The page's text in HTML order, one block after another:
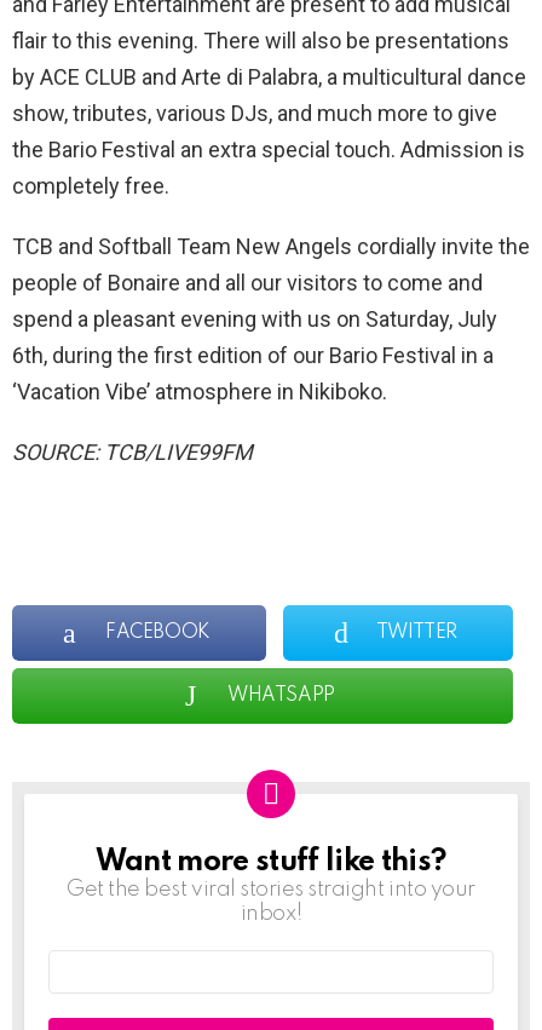
flair to this evening. There will also be presentations
by ACE CLUB and Arte di Palabra, a multicultural dance
show, tributes, various DJs, and much more to give
the Bario Festival an extra special touch. Admission is
completely free.
TCB and Softball Team New Angels cordially invite the
people of Bonaire and all our visitors to come and
spend a pleasant evening with us on Saturday, July
6th, during the first edition of our Bario Festival in a
‘Vacation Vibe’ atmosphere in Nikiboko.
SOURCE: TCB/LIVE99FM
FACEBOOK TWITTER
WHATSAPP
NEWSLETTER
Want more stuff like this?
Get the best viral stories straight into your
inbox!